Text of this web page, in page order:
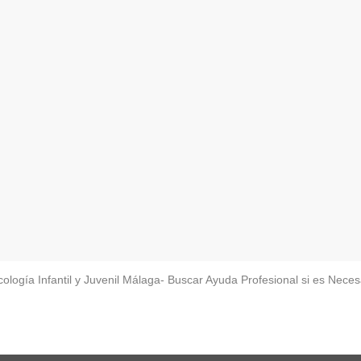
Infantil y Juvenil Málaga- Buscar Ayuda Profesional si es